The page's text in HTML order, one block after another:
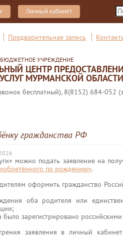
Личный кабинет
Предварительная запись
БЮДЖЕТНОЕ УЧРЕЖДЕНИЕ
ЦЕНТР
МУРМАНСКОЙ ОБЛАСТИ
бесплатный), 8(8152) 684-052
гражданства РФ
можно подать заявление на
по рождению».
оформить гражданство
оба родителя или
зарегистрировано
заявления в личный кабинет